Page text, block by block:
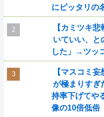
にピッタリの
【カミツキ
いていい、と
した」→ツッ
【マスコミ
が極まりすぎ
持率下げてや
像の10倍低俗